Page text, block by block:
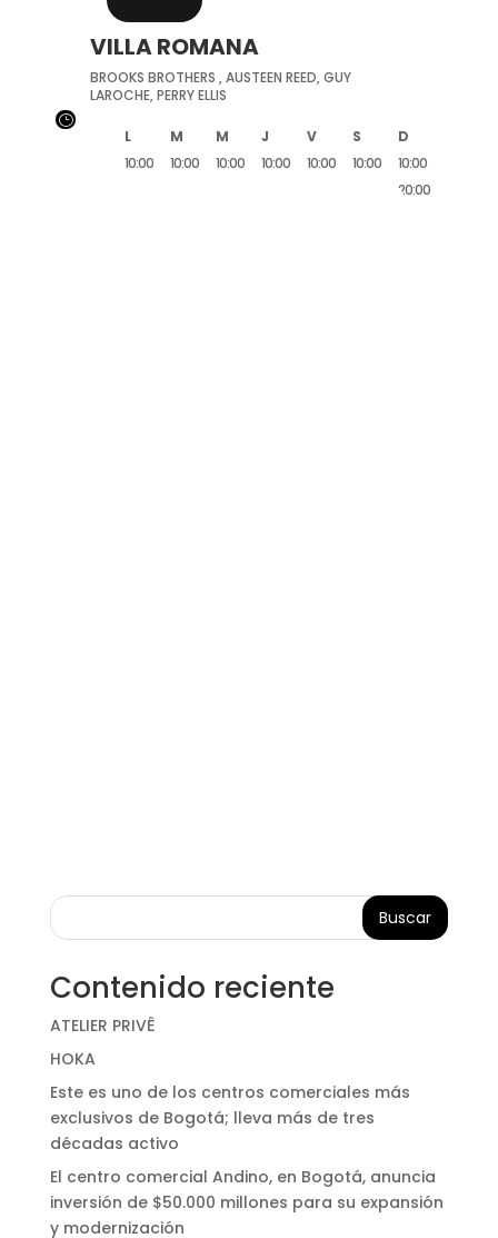
VILLA ROMANA
BROOKS BROTHERS , AUSTEEN REED, GUY
LAROCHE, PERRY ELLIS
L M M J V S
D
10:00
10:00
10:00
10:00
10:00
10:00
10:00
20:00
}
Buscar
Contenido reciente
ATELIER PRIVÊ
HOKA
Este es uno de los centros comerciales más
exclusivos de Bogotá; lleva más de tres
décadas activo
El centro comercial Andino, en Bogotá, anuncia
inversión de $50.000 millones para su expansión
y modernización